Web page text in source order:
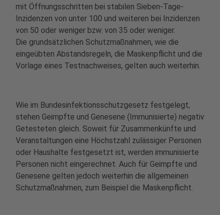
mit Öffnungsschritten bei stabilen Sieben-Tage-
Inzidenzen von unter 100 und weiteren bei Inzidenzen
von 50 oder weniger bzw. von 35 oder weniger.
Die grundsätzlichen Schutzmaßnahmen, wie die
eingeübten Abstandsregeln, die Maskenpflicht und die
Vorlage eines Testnachweises, gelten auch weiterhin.
Wie im Bundesinfektionsschutzgesetz festgelegt,
stehen Geimpfte und Genesene (Immunisierte) negativ
Getesteten gleich. Soweit für Zusammenkünfte und
Veranstaltungen eine Höchstzahl zulässiger Personen
oder Haushalte festgesetzt ist, werden immunisierte
Personen nicht eingerechnet. Auch für Geimpfte und
Genesene gelten jedoch weiterhin die allgemeinen
Schutzmaßnahmen, zum Beispiel die Maskenpflicht.